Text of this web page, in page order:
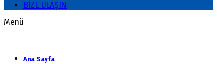
BİZE ULAŞIN
Menü
Ana Sayfa